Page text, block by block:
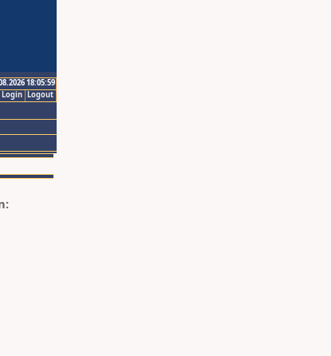
18:05:59
Logout
Login